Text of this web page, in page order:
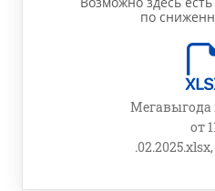
по
Мегавыгода
от